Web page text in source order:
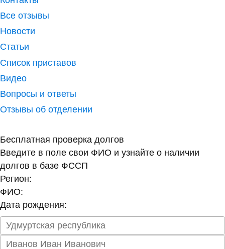
Все отзывы
Новости
Статьи
Список приставов
Видео
Вопросы и ответы
Отзывы об отделении
Бесплатная проверка долгов
Введите в поле свои ФИО и узнайте о наличии
долгов в базе ФССП
Регион:
ФИО:
Дата рождения: